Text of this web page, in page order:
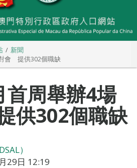
新聞
會 提供302個職缺
首周舉辦4場
供302個職缺
）
29日 12:19